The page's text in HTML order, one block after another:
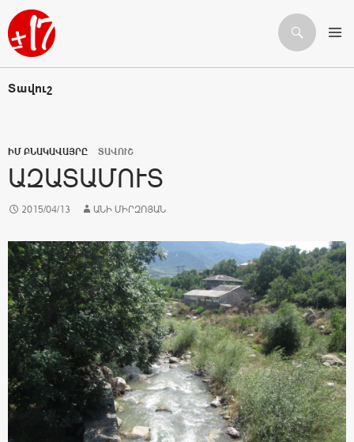
Որոնում
ԱՆՑՆԵԼ ԲՈՎԱՆԴԱԿՈՒԹՅԱՆԸ
Տավուշ
ԻՄ ԲՆԱԿԱՎԱՅՐԸ ՏԱՎՈՒՇ
ԱԶԱՏԱՄՈՒՏ
2015/04/13 ԱՆԻ ՄԻՐԶՈՅԱՆ